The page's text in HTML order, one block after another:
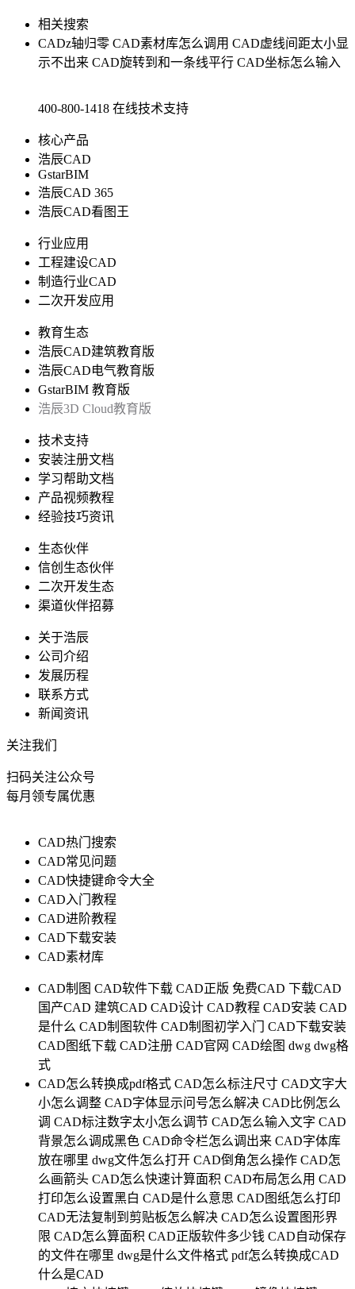
相关搜索
CADz轴归零 CAD素材库怎么调用 CAD虚线间距太小显
示不出来 CAD旋转到和一条线平行 CAD坐标怎么输入
400-800-1418 在线技术支持
核心产品
浩辰CAD
GstarBIM
浩辰CAD 365
浩辰CAD看图王
行业应用
工程建设CAD
制造行业CAD
二次开发应用
教育生态
浩辰CAD建筑教育版
浩辰CAD电气教育版
GstarBIM 教育版
浩辰3D Cloud教育版
技术支持
安装注册文档
学习帮助文档
产品视频教程
经验技巧资讯
生态伙伴
信创生态伙伴
二次开发生态
渠道伙伴招募
关于浩辰
公司介绍
发展历程
联系方式
新闻资讯
关注我们
扫码关注公众号
每月领专属优惠
CAD热门搜索
CAD常见问题
CAD快捷键命令大全
CAD入门教程
CAD进阶教程
CAD下载安装
CAD素材库
CAD制图 CAD软件下载 CAD正版 免费CAD 下载CAD
国产CAD 建筑CAD CAD设计 CAD教程 CAD安装 CAD
是什么 CAD制图软件 CAD制图初学入门
CAD下载安装
CAD图纸下载 CAD注册 CAD官网 CAD绘图 dwg dwg格
式
CAD怎么转换成pdf格式 CAD怎么标注尺寸 CAD文字大
小怎么调整 CAD字体显示问号怎么解决 CAD比例怎么
调 CAD标注数字太小怎么调节 CAD怎么输入文字 CAD
背景怎么调成黑色 CAD命令栏怎么调出来 CAD字体库
放在哪里 dwg文件怎么打开 CAD倒角怎么操作 CAD怎
么画箭头 CAD怎么快速计算面积 CAD布局怎么用 CAD
打印怎么设置黑白 CAD是什么意思 CAD图纸怎么打印
CAD无法复制到剪贴板怎么解决 CAD怎么设置图形界
限 CAD怎么算面积 CAD正版软件多少钱 CAD自动保存
的文件在哪里 dwg是什么文件格式 pdf怎么转换成CAD
什么是CAD